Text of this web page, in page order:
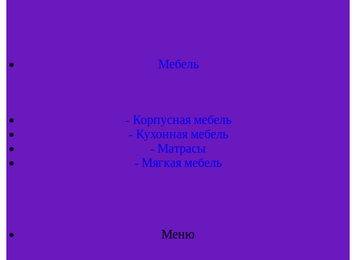
Мебель
- Корпусная мебель
- Кухонная мебель
- Матрасы
- Мягкая мебель
Меню